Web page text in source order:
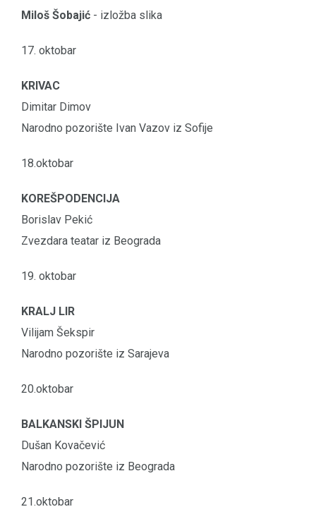
Miloš Šobajić - izložba slika
17. oktobar
KRIVAC
Dimitar Dimov
Narodno pozorište Ivan Vazov iz Sofije
18.oktobar
KOREŠPODENCIJA
Borislav Pekić
Zvezdara teatar iz Beograda
19. oktobar
KRALJ LIR
Vilijam Šekspir
Narodno pozorište iz Sarajeva
20.oktobar
BALKANSKI ŠPIJUN
Dušan Kovačević
Narodno pozorište iz Beograda
21.oktobar